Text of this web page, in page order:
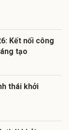
Kết nối công
tạo
thái khởi